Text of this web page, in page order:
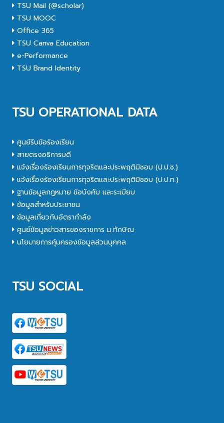
TSU Mail (@scholar)
TSU MOOC
Office 365
TSU Canva Education
e-Performance
TSU Brand Identity
TSU OPERATIONAL DATA
ศูนย์รับข้อร้องเรียน
สายตรงอธิการบดี
แจ้งเรื่องร้องเรียนการทุจริตและประพฤติมิชอบ (ป.ป.ช.)
แจ้งเรื่องร้องเรียนการทุจริตและประพฤติมิชอบ (ป.ป.ท.)
ฐานข้อมูลกฎหมาย ข้อบังคับ และระเบียบ
ข้อมูลสำหรับประชาชน
ข้อมูลเกี่ยวกับอัตรากำลัง
ศูนย์ข้อมูลข่าวสารของราชการ ม.ทักษิณ
นโยบายการคุ้มครองข้อมูลส่วนบุคคล
TSU SOCIAL